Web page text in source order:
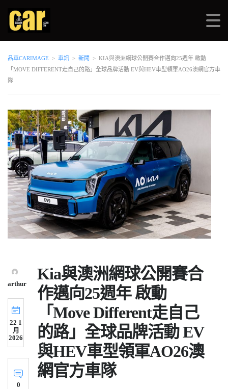
品車CARIMAGE > 車訊 > 新聞 > KIA與澳洲網球公開賽合作邁向25週年 啟動
「MOVE DIFFERENT走自己的路」全球品牌活動 EV與HEV車型領軍AO26澳網官方車
隊
arthur
22 1
月
2026
0
Kia與澳洲網球公開賽合
作邁向25週年 啟動
「Move Different走自己
的路」全球品牌活動 EV
與HEV車型領軍AO26澳
網官方車隊